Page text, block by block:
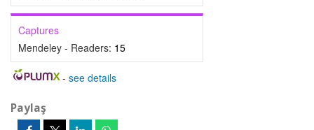
Captures
Mendeley - Readers: 15
- see details
Paylaş